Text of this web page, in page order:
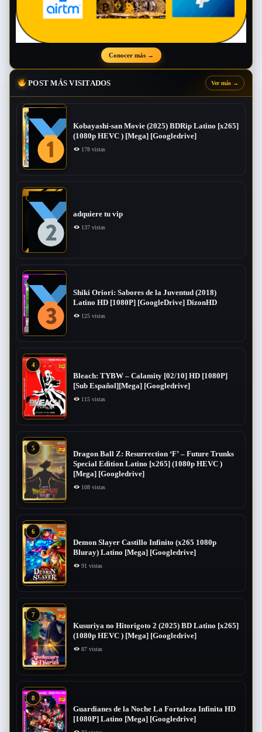
Conocer más →
POST MÁS VISITADOS Ver más →
Kobayashi-san Movie (2025) BDRip Latino [x265]
(1080p HEVC ) [Mega] [Googledrive]
178 vistas
adquiere tu vip
137 vistas
Shiki Oriori: Sabores de la Juventud (2018)
Latino HD [1080P] [GoogleDrive] DizonHD
125 vistas
4
Bleach: TYBW – Calamity [02/10] HD [1080P]
[Sub Español][Mega] [Googledrive]
115 vistas
5
Dragon Ball Z: Resurrection ‘F’ – Future Trunks
Special Edition Latino [x265] (1080p HEVC )
[Mega] [Googledrive]
108 vistas
6
Demon Slayer Castillo Infinito (x265 1080p
Bluray) Latino [Mega] [Googledrive]
91 vistas
7
Kusuriya no Hitorigoto 2 (2025) BD Latino [x265]
(1080p HEVC ) [Mega] [Googledrive]
87 vistas
8
Guardianes de la Noche La Fortaleza Infinita HD
[1080P] Latino [Mega] [Googledrive]